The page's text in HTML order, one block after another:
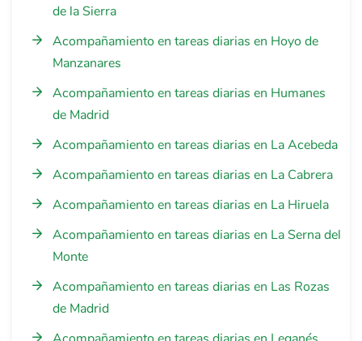
de la Sierra
Acompañamiento en tareas diarias en Hoyo de
Manzanares
Acompañamiento en tareas diarias en Humanes
de Madrid
Acompañamiento en tareas diarias en La Acebeda
Acompañamiento en tareas diarias en La Cabrera
Acompañamiento en tareas diarias en La Hiruela
Acompañamiento en tareas diarias en La Serna del
Monte
Acompañamiento en tareas diarias en Las Rozas
de Madrid